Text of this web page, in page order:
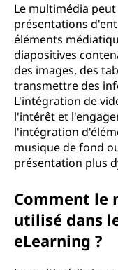
Le multimédia
présentations
éléments
diapositives
des images, des
transmettre des
L'intégration de
l'intérêt et
l'intégration
musique de fond
présentation plus
Comment le
utilisé dans
eLearning ?